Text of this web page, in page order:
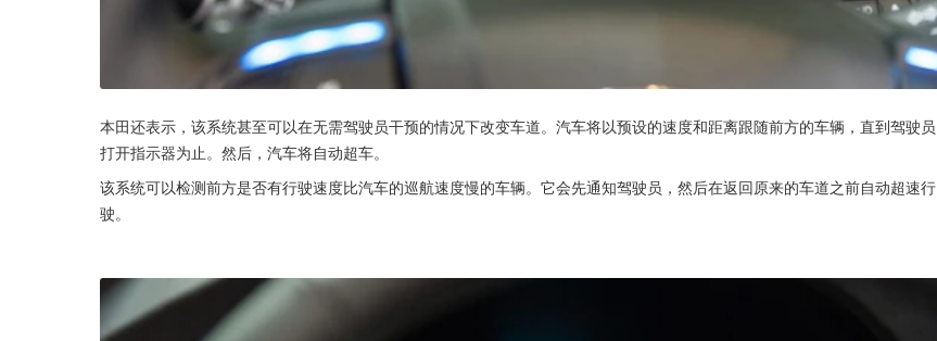
本田还表示，该系统甚至可以在无需驾驶员干预的情况下改变车道。汽车将以预设的速度和距离跟随前方的车辆，直到驾驶员
打开指示器为止。然后，汽车将自动超车。
该系统可以检测前方是否有行驶速度比汽车的巡航速度慢的车辆。它会先通知驾驶员，然后在返回原来的车道之前自动超速行
驶。